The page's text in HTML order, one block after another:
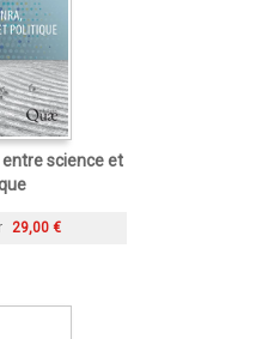
entre science et
29,00 €